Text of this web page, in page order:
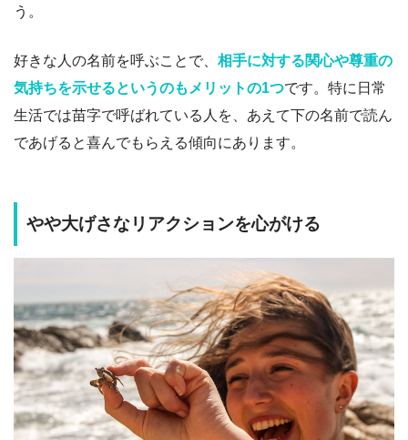
う。
好きな人の名前を呼ぶことで、 相手に対する関心や尊重の
気持ちを示せるというのもメリットの1つです。特に日常
生活では苗字で呼ばれている人を、あえて下の名前で読ん
であげると喜んでもらえる傾向にあります。
やや大げさなリアクションを心がける